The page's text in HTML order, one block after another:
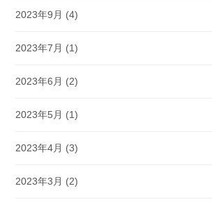
2023年9月 (4)
2023年7月 (1)
2023年6月 (2)
2023年5月 (1)
2023年4月 (3)
2023年3月 (2)